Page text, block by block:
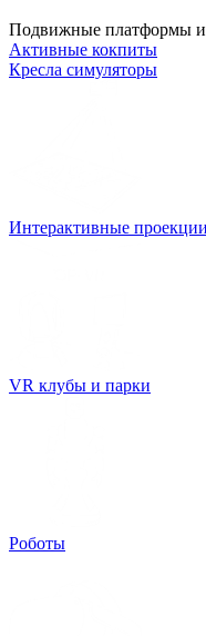
Подвижные платформы
Активные кокпиты
Кресла симуляторы
Интерактивные проекции
VR клубы и парки
Роботы